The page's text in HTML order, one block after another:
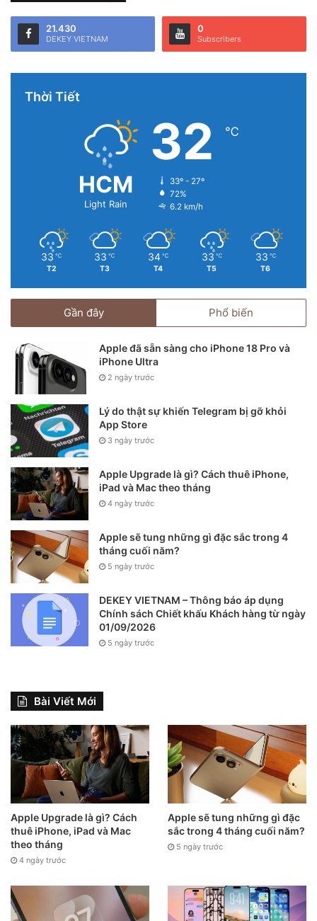
21.430
DEKEY VIETNAM
0
Subscribers
Thời Tiết
HCM
Light Rain
32 ℃
33º - 27º
72%
6.2 km/h
33 ℃
T2
33 ℃
T3
34 ℃
T4
33 ℃
T5
33 ℃
T6
Gần đây Phổ biến
Apple đã sẵn sàng cho iPhone 18 Pro và
iPhone Ultra
2 ngày trước
Lý do thật sự khiến Telegram bị gỡ khỏi
App Store
3 ngày trước
Apple Upgrade là gì? Cách thuê iPhone,
iPad và Mac theo tháng
4 ngày trước
Apple sẽ tung những gì đặc sắc trong 4
tháng cuối năm?
5 ngày trước
DEKEY VIETNAM – Thông báo áp dụng
Chính sách Chiết khấu Khách hàng từ ngày
01/09/2026
5 ngày trước
Bài Viết Mới
Apple Upgrade là gì? Cách
thuê iPhone, iPad và Mac
theo tháng
4 ngày trước
Apple sẽ tung những gì đặc
sắc trong 4 tháng cuối năm?
5 ngày trước